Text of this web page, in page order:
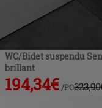
WC/Bidet suspendu
brillant
194,34€ /PC323,90